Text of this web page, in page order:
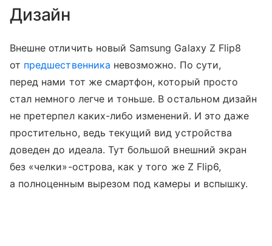
Дизайн
Внешне отличить новый Samsung Galaxy Z Flip8
от предшественника невозможно. По сути,
перед нами тот же смартфон, который просто
стал немного легче и тоньше. В остальном дизайн
не претерпел каких-либо изменений. И это даже
простительно, ведь текущий вид устройства
доведен до идеала. Тут большой внешний экран
без «челки»-острова, как у того же Z Flip6,
а полноценным вырезом под камеры и вспышку.